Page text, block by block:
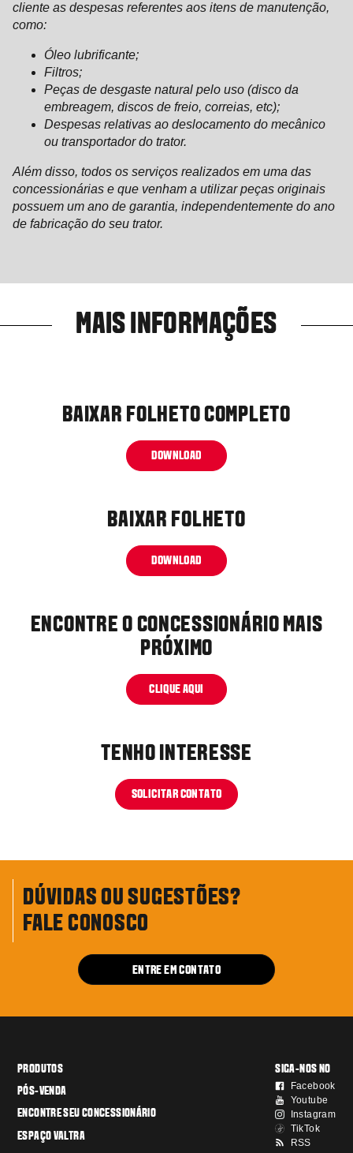
cliente as despesas referentes aos itens de manutenção,
como:
Óleo lubrificante;
Filtros;
Peças de desgaste natural pelo uso (disco da
embreagem, discos de freio, correias, etc);
Despesas relativas ao deslocamento do mecânico
ou transportador do trator.
Além disso, todos os serviços realizados em uma das
concessionárias e que venham a utilizar peças originais
possuem um ano de garantia, independentemente do ano
de fabricação do seu trator.
MAIS INFORMAÇÕES
BAIXAR FOLHETO COMPLETO
DOWNLOAD
BAIXAR FOLHETO
DOWNLOAD
ENCONTRE O CONCESSIONÁRIO MAIS
PRÓXIMO
CLIQUE AQUI
TENHO INTERESSE
SOLICITAR CONTATO
DÚVIDAS OU SUGESTÕES?
FALE CONOSCO
ENTRE EM CONTATO
PRODUTOS
PÓS-VENDA
ENCONTRE SEU CONCESSIONÁRIO
ESPAÇO VALTRA
SIGA-NOS NO
Facebook
Youtube
Instagram
TikTok
RSS